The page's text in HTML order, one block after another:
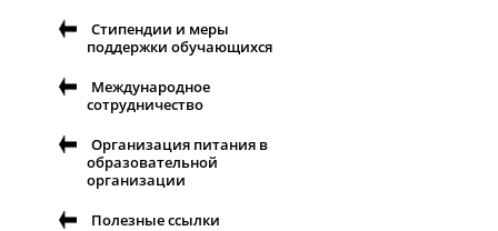
Стипендии и меры
поддержки обучающихся
Международное
сотрудничество
Организация питания в
образовательной
организации
Полезные ссылки